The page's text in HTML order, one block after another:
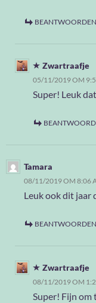
BEANTWOORDEN
Zwartraafje
05/11/2019 OM
Super! Leuk
Tamara
08/11/2019 OM 8:06
Leuk ook dit jaar
BEANTWOORDEN
Zwartraafje
08/11/2019 OM
Super! Fijn om